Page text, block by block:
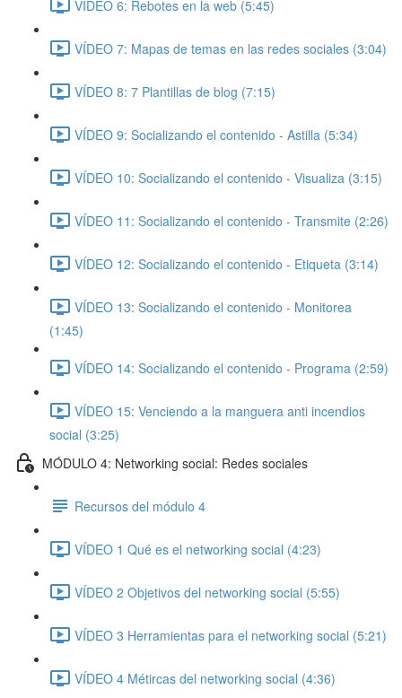
VÍDEO 6: Rebotes en la web (5:45)
VÍDEO 7: Mapas de temas en las redes sociales (3:04)
VÍDEO 8: 7 Plantillas de blog (7:15)
VÍDEO 9: Socializando el contenido - Astilla (5:34)
VÍDEO 10: Socializando el contenido - Visualiza (3:15)
VÍDEO 11: Socializando el contenido - Transmite (2:26)
VÍDEO 12: Socializando el contenido - Etiqueta (3:14)
VÍDEO 13: Socializando el contenido - Monitorea
(1:45)
VÍDEO 14: Socializando el contenido - Programa (2:59)
VÍDEO 15: Venciendo a la manguera anti incendios
social (3:25)
MÓDULO 4: Networking social: Redes sociales
Recursos del módulo 4
VÍDEO 1 Qué es el networking social (4:23)
VÍDEO 2 Objetivos del networking social (5:55)
VÍDEO 3 Herramientas para el networking social (5:21)
VÍDEO 4 Métircas del networking social (4:36)